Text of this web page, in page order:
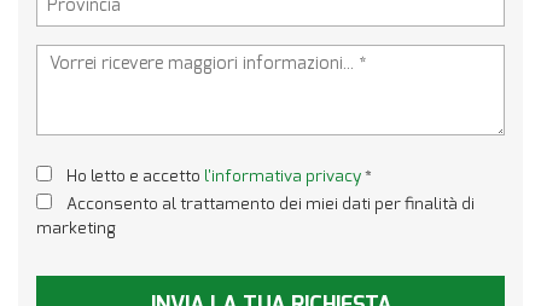
Ho letto e accetto l'informativa privacy*
Acconsento al trattamento dei miei dati per finalità di
marketing